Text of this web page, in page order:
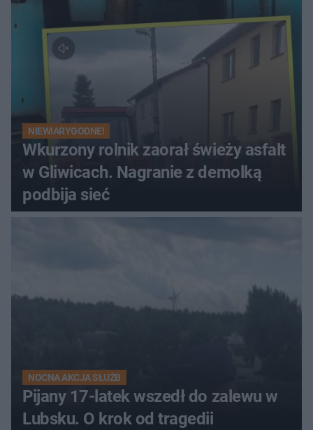
NIEWIARYGODNE!
Wkurzony rolnik zaorał świeży asfalt
w Gliwicach. Nagranie z demolką
podbija sieć
NOCNA AKCJA SŁUŻB
Pijany 17-latek wszedł do zalewu w
Lubsku. O krok od tragedii